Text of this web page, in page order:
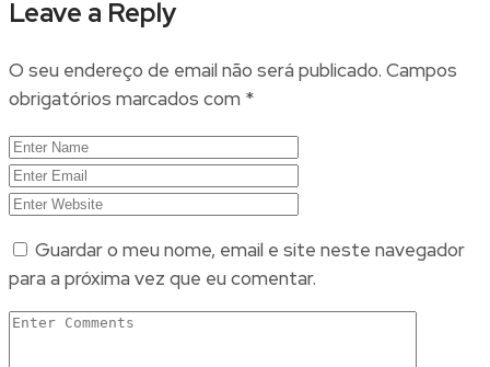
Leave a Reply
O seu endereço de email não será publicado. Campos
obrigatórios marcados com *
Guardar o meu nome, email e site neste navegador
para a próxima vez que eu comentar.